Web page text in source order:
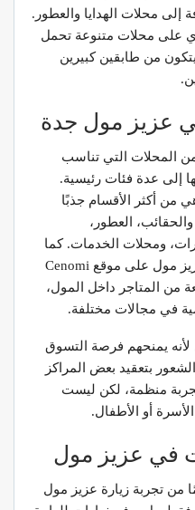
إلى محلات الهدايا والعطور.
على محلات متنوعة تحمل
من طابقين كبيرين
عزيز مول جدة
المحلات التي تناسب
إلى عدة فئات رئيسية.
من أكثر الأقسام جذبًا
العطور،
ومحلات الخدمات. كما
تعرض صفحة المتاجر الخاصة بعزيز مول على موقع Cenomi
من المتاجر داخل المول،
في مجالات مختلفة.
يمنحهم فرصة التسوق
بتعقيد بعض المراكز
منظمة، لكن ليست
أو الأطفال.
في عزيز مول
من تجربة زيارة عزيز مول